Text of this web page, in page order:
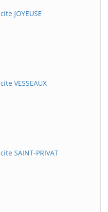
JOYEUSE
VESSEAUX
SAINT-PRIVAT